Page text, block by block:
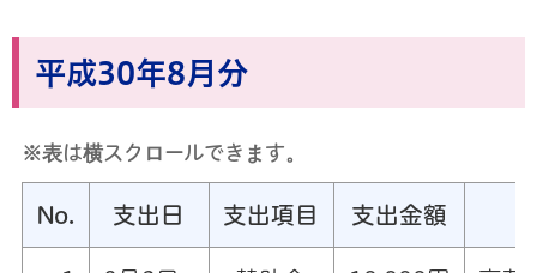
平成30年8月分
※表は横スクロールできます。
No. 支出日 支出項目 支出金額